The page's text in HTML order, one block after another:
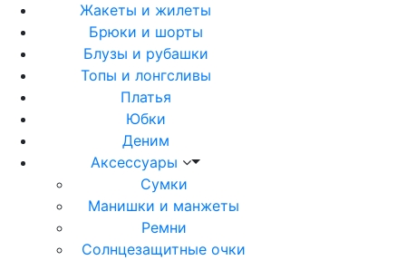
Жакеты и жилеты
Брюки и шорты
Блузы и рубашки
Топы и лонгсливы
Платья
Юбки
Деним
Аксессуары
Сумки
Манишки и манжеты
Ремни
Солнцезащитные очки